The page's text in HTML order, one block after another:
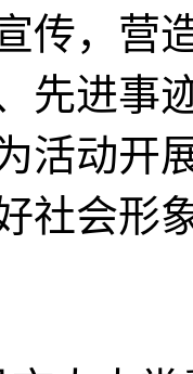
传，营
先进事
活动开
社会形